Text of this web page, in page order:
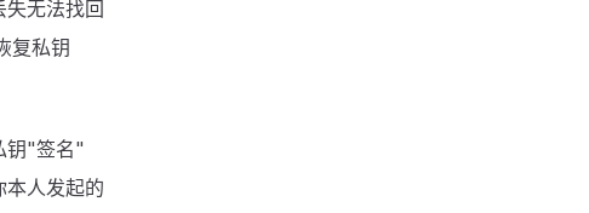
无法找回
复私钥
钥"签名"
本人发起的